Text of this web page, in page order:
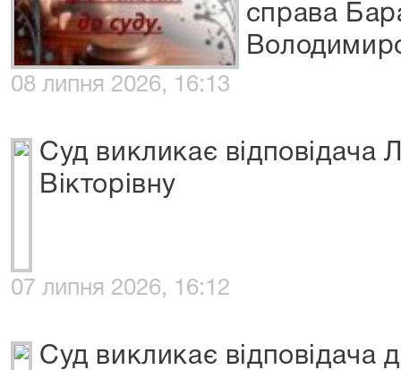
справа
08 липня 2026, 16:13
Суд викликає відповідача
Вікторівну
07 липня 2026, 16:12
Суд викликає відповідача